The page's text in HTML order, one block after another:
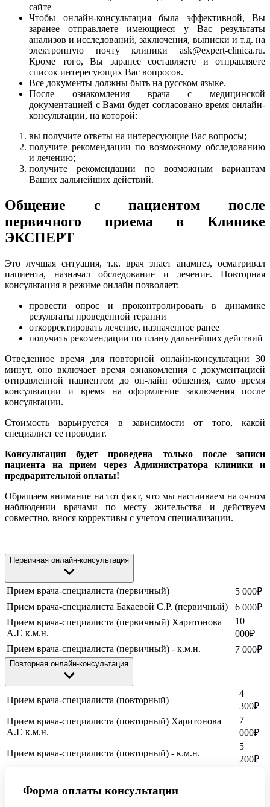
сайте
Чтобы онлайн-консультация была эффективной, Вы
заранее отправляете имеющиеся у Вас результаты
анализов и исследований, заключения, выписки и т.д. на
электронную почту клиники ask@expert-clinica.ru.
Кроме того, Вы заранее составляете и отправляете
список интересующих Вас вопросов.
Все документы должны быть на русском языке.
После ознакомления врача с медицинской
документацией с Вами будет согласовано время онлайн-
консультации, на которой:
вы получите ответы на интересующие Вас вопросы;
получите рекомендации по возможному обследованию
и лечению;
получите рекомендации по возможным вариантам
Ваших дальнейших действий.
Общение с пациентом после
первичного приема в Клинике
ЭКСПЕРТ
Это лучшая ситуация, т.к. врач знает анамнез, осматривал
пациента, назначал обследование и лечение. Повторная
консультация в режиме онлайн позволяет:
провести опрос и проконтролировать в динамике
результаты проведенной терапии
откорректировать лечение, назначенное ранее
получить рекомендации по плану дальнейших действий
Отведенное время для повторной онлайн-консультации 30
минут, оно включает время ознакомления с документацией
отправленной пациентом до он-лайн общения, само время
консультации и время на оформление заключения после
консультации.
Стоимость варьируется в зависимости от того, какой
специалист ее проводит.
Консультация будет проведена только после записи
пациента на прием через Администратора клиники и
предварительной оплаты!
Обращаем внимание на тот факт, что мы настаиваем на очном
наблюдении врачами по месту жительства и действуем
совместно, внося коррективы с учетом специализации.
Первичная онлайн-консультация
Прием врача-специалиста (первичный) 5 000₽
Прием врача-специалиста Бакаевой С.Р. (первичный)
6 000₽
Прием врача-специалиста (первичный) Харитонова
А.Г. к.м.н.
10
000₽
Прием врача-специалиста (первичный) - к.м.н.
7 000₽
Повторная онлайн-консультация
Прием врача-специалиста (повторный)
4
300₽
Прием врача-специалиста (повторный) Харитонова
А.Г. к.м.н.
7
000₽
Прием врача-специалиста (повторный) - к.м.н.
5
200₽
Форма оплаты консультации